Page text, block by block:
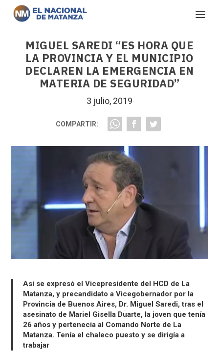
MIGUEL SAREDI “ES HORA QUE
LA PROVINCIA Y EL MUNICIPIO
DECLAREN LA EMERGENCIA EN
MATERIA DE SEGURIDAD”
3 julio, 2019
COMPARTIR:
Asi se expresó el Vicepresidente del HCD de La
Matanza, y precandidato a Vicegobernador por la
Provincia de Buenos Aires, Dr. Miguel Saredi, tras el
asesinato de Mariel Gisella Duarte, la joven que tenía
26 años y pertenecía al Comando Norte de La
Matanza. Tenía el chaleco puesto y se dirigía a
trabajar